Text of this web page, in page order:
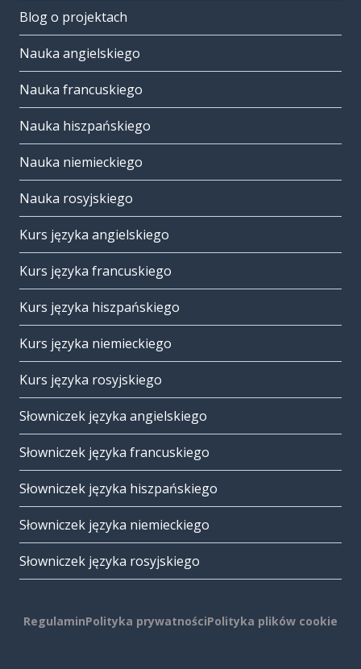
Blog o projektach
Nauka angielskiego
Nauka francuskiego
Nauka hiszpańskiego
Nauka niemieckiego
Nauka rosyjskiego
Kurs języka angielskiego
Kurs języka francuskiego
Kurs języka hiszpańskiego
Kurs języka niemieckiego
Kurs języka rosyjskiego
Słowniczek języka angielskiego
Słowniczek języka francuskiego
Słowniczek języka hiszpańskiego
Słowniczek języka niemieckiego
Słowniczek języka rosyjskiego
RegulaminPolityka prywatnościPolityka plików cookie